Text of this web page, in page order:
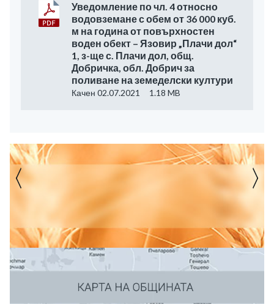
Уведомление по чл. 4 относно
водовземане с обем от 36 000 куб.
м на година от повърхностен
воден обект – Язовир „Плачи дол“
1, з-ще с. Плачи дол, общ.
Добричка, обл. Добрич за
поливане на земеделски култури
Качен 02.07.2021 1.18 MB